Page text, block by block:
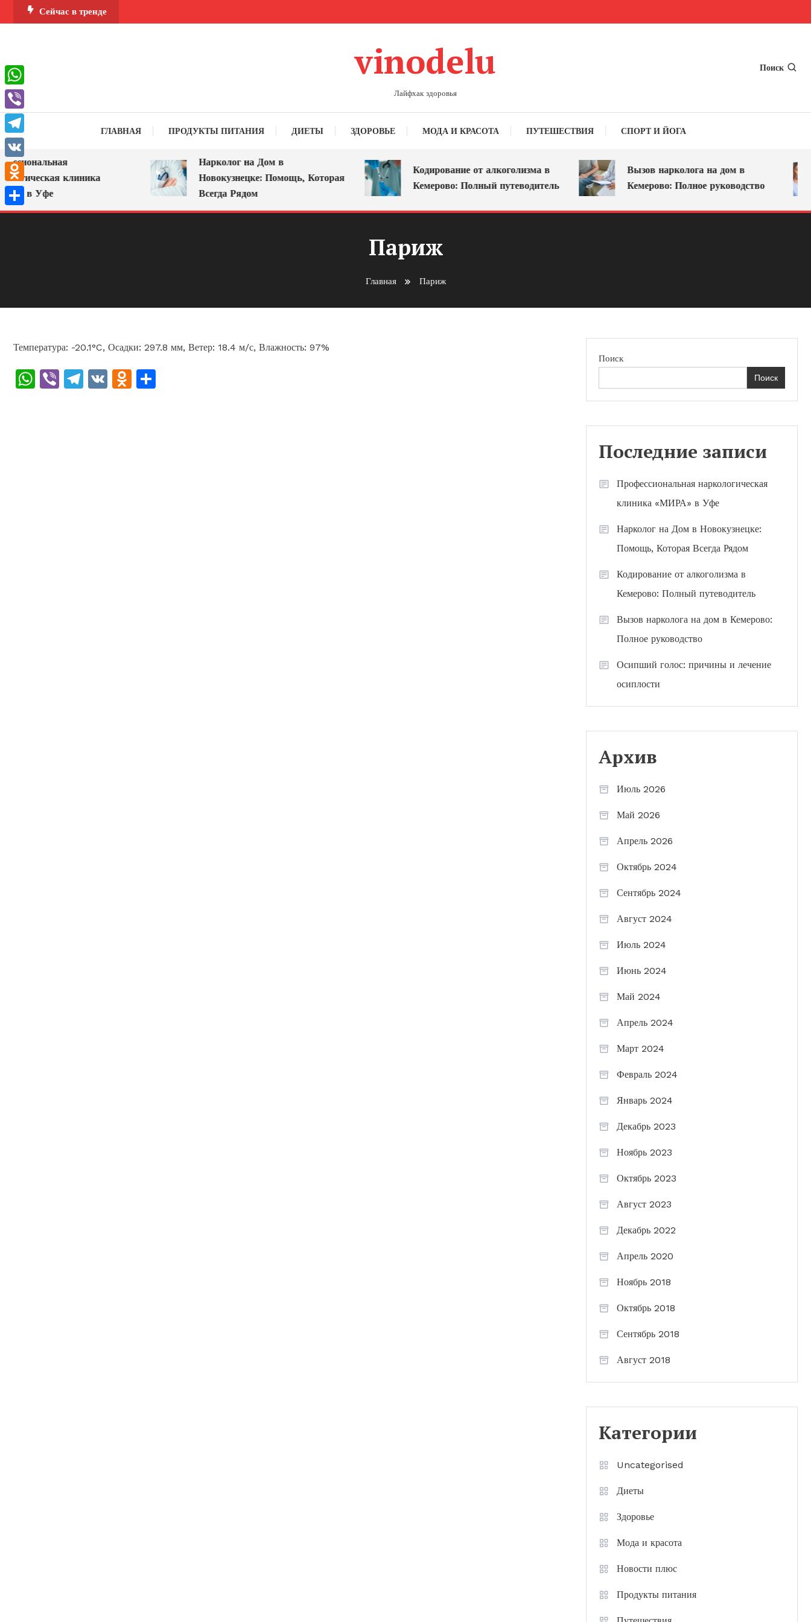
Перейти
к
Сейчас в тренде
vinodelu
Лайфхак здоровья
Поиск
ГЛАВНАЯ ПРОДУКТЫ ПИТАНИЯ ДИЕТЫ ЗДОРОВЬЕ МОДА И КРАСОТА ПУТЕШЕСТВИЯ СПОРТ И ЙОГА
клиника
в Уфе
Нарколог на Дом в
Новокузнецке: Помощь, Которая
Всегда Рядом
Кодирование от алкоголизма в
Кемерово: Полный путеводитель
Вызов нарколога на дом в
Кемерово: Полное руководство
Париж
Главная Париж
Температура: -20.1°C, Осадки: 297.8 мм, Ветер: 18.4 м/с, Влажность: 97%
WhatsApp
ViberTelegram
VK Odnoklassniki
Поиск
Поиск
Последние записи
Профессиональная наркологическая
клиника «МИРА» в Уфе
Нарколог на Дом в Новокузнецке:
Помощь, Которая Всегда Рядом
Кодирование от алкоголизма в
Кемерово: Полный путеводитель
Вызов нарколога на дом в Кемерово:
Полное руководство
Осипший голос: причины и лечение
осиплости
Архив
Июль 2026
Май 2026
Апрель 2026
Октябрь 2024
Сентябрь 2024
Август 2024
Июль 2024
Июнь 2024
Май 2024
Апрель 2024
Март 2024
Февраль 2024
Январь 2024
Декабрь 2023
Ноябрь 2023
Октябрь 2023
Август 2023
Декабрь 2022
Апрель 2020
Ноябрь 2018
Октябрь 2018
Сентябрь 2018
Август 2018
Категории
Uncategorised
Диеты
Здоровье
Мода и красота
Новости плюс
Продукты питания
WhatsApp
Viber
Telegram
VK
Odnoklassniki
Отправить